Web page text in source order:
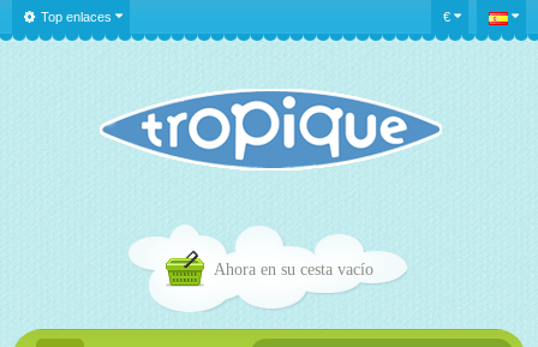
€
Top enlaces
Ahora en su cesta vacío